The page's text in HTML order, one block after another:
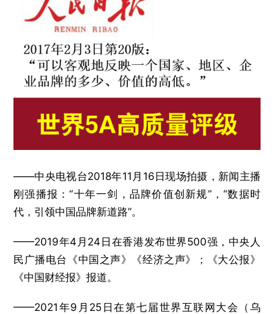
——中央电视台2018年11月16日现场拍摄，新闻主播
刚强播报：“十年一剑，品牌价值创新规”，“数据时
代，引领中国品牌新道路”。
——2019年4月24日在香港发布世界500强，中央人
民广播电台《中国之声》《经济之声》；《大公报》
《中国财经报》报道。
——2021年9月25日在第七届世界互联网大会（乌